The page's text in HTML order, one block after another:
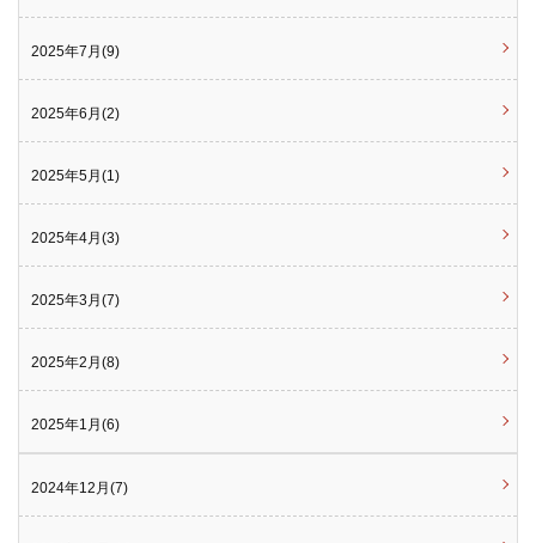
2025年7月(9)
2025年6月(2)
2025年5月(1)
2025年4月(3)
2025年3月(7)
2025年2月(8)
2025年1月(6)
2024年12月(7)